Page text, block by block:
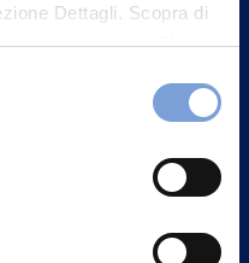
Dettagli. Scopra di
e come trattiamo i
sezione "Informativa